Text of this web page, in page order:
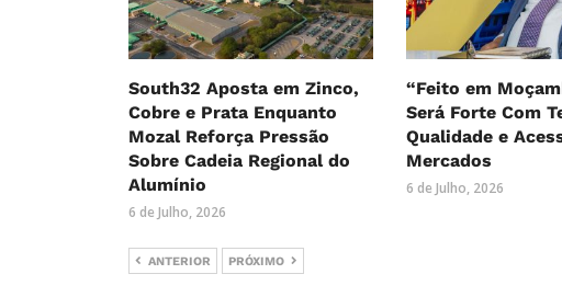
South32 Aposta em Zinco,
Cobre e Prata Enquanto
Mozal Reforça Pressão
Sobre Cadeia Regional do
Alumínio
6 de Julho, 2026
“Feito em
Será Forte Com
Qualidade e
Mercados
6 de Julho, 2026
ANTERIOR PRÓXIMO